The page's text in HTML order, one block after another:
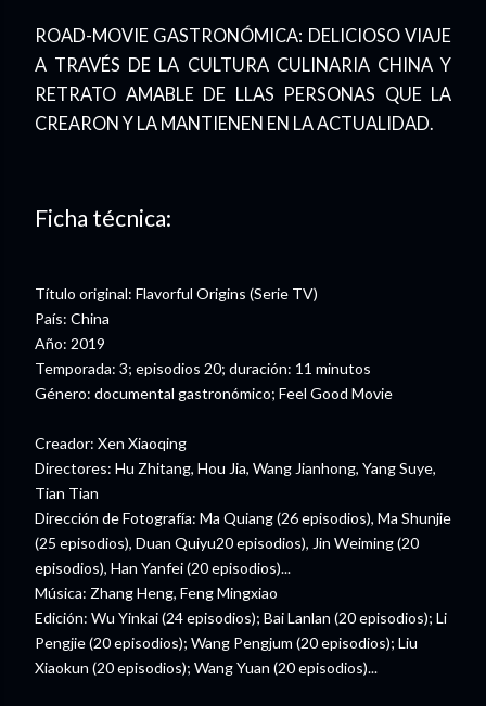
ROAD-MOVIE GASTRONÓMICA: DELICIOSO VIAJE
A TRAVÉS DE LA CULTURA CULINARIA CHINA Y
RETRATO AMABLE DE LLAS PERSONAS QUE LA
CREARON Y LA MANTIENEN EN LA ACTUALIDAD.
Ficha técnica:
Título original: Flavorful Origins (Serie TV)
País: China
Año: 2019
Temporada: 3; episodios 20; duración: 11 minutos
Género: documental gastronómico; Feel Good Movie
Creador: Xen Xiaoqing
Directores: Hu Zhitang, Hou Jia, Wang Jianhong, Yang Suye,
Tian Tian
Dirección de Fotografía: Ma Quiang (26 episodios), Ma Shunjie
(25 episodios), Duan Quiyu20 episodios), Jin Weiming (20
episodios), Han Yanfei (20 episodios)...
Música: Zhang Heng, Feng Mingxiao
Edición: Wu Yinkai (24 episodios); Bai Lanlan (20 episodios); Li
Pengjie (20 episodios); Wang Pengjum (20 episodios); Liu
Xiaokun (20 episodios); Wang Yuan (20 episodios)...